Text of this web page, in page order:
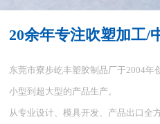
20余年专注吹塑加工/
东莞市寮步屹丰塑胶制品厂于2004年
小型到超大型的产品生产。
从专业设计、模具开发、产品出口全